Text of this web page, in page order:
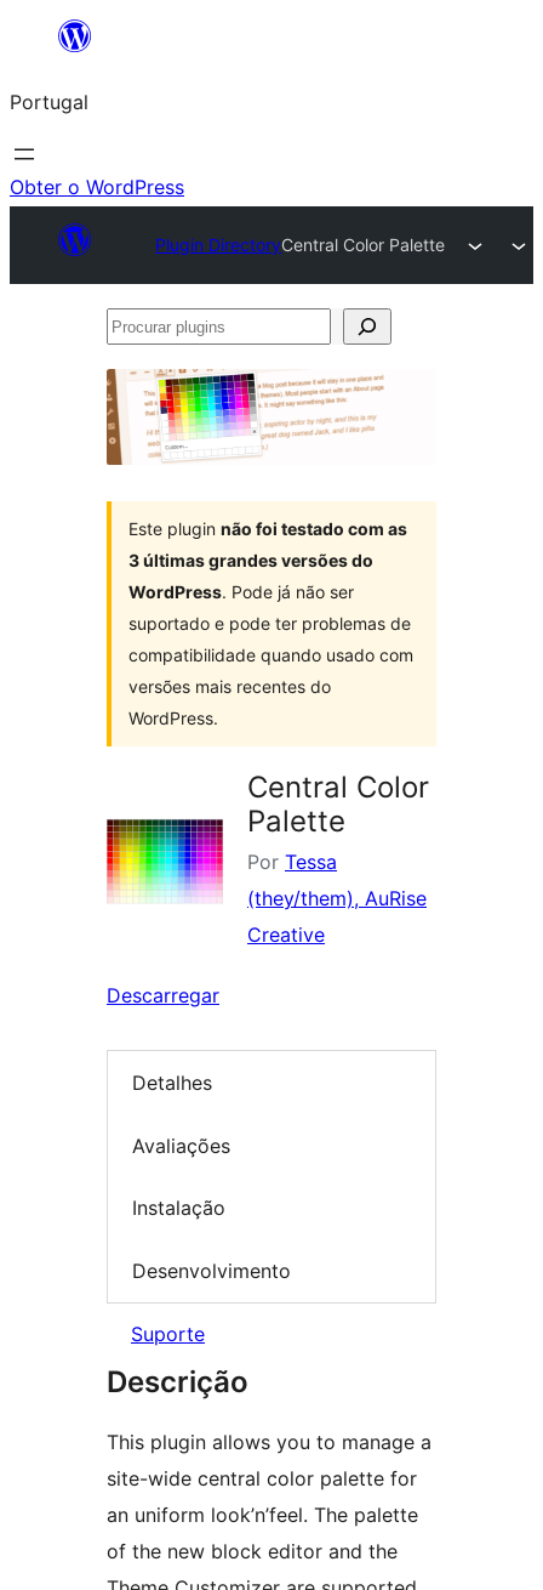
Saltar
o
conteúdo
Portugal
Obter o WordPress
Plugin DirectoryCentral Color Palette
Procurar
Este plugin não foi testado com as
3 últimas grandes versões do
WordPress. Pode já não ser
suportado e pode ter problemas de
compatibilidade quando usado com
versões mais recentes do
WordPress.
Central Color
Palette
Por Tessa
(they/them), AuRise
Creative
Descarregar
Detalhes
Avaliações
Instalação
Desenvolvimento
Suporte
Descrição
This plugin allows you to manage a
site-wide central color palette for
an uniform look’n’feel. The palette
of the new block editor and the